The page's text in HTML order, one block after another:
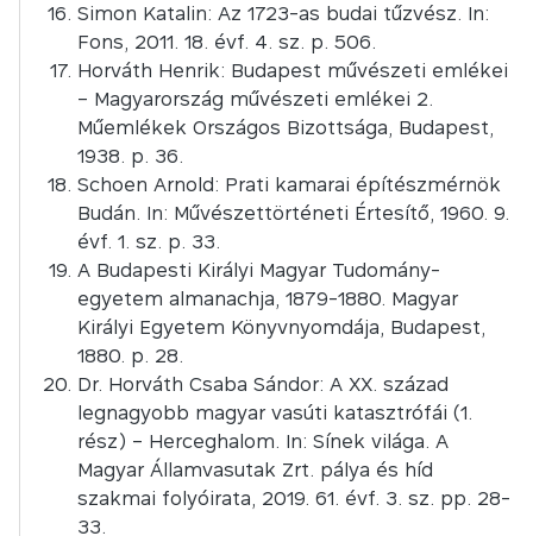
Simon Katalin: Az 1723-as budai tűzvész. In:
Fons, 2011. 18. évf. 4. sz. p. 506.
Horváth Henrik: Budapest művészeti emlékei
– Magyarország művészeti emlékei 2.
Műemlékek Országos Bizottsága, Budapest,
1938. p. 36.
Schoen Arnold: Prati kamarai építészmérnök
Budán. In: Művészettörténeti Értesítő, 1960. 9.
évf. 1. sz. p. 33.
A Budapesti Királyi Magyar Tudomány-
egyetem almanachja, 1879-1880. Magyar
Királyi Egyetem Könyvnyomdája, Budapest,
1880. p. 28.
Dr. Horváth Csaba Sándor: A XX. század
legnagyobb magyar vasúti katasztrófái (1.
rész) – Herceghalom. In: Sínek világa. A
Magyar Államvasutak Zrt. pálya és híd
szakmai folyóirata, 2019. 61. évf. 3. sz. pp. 28-
33.